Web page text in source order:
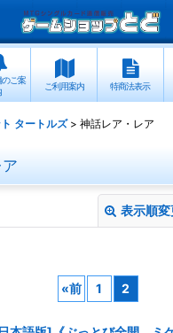
ご案
ご利用案内 特商法表示
タートルズ > 神話レア・レア
表示順変
«前 1 2